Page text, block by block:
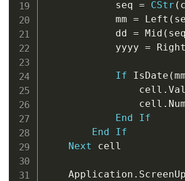
            seq
= CStr (
            mm
= Left (
            dd
= Mid ( seq
            yyyy
= Right
If IsDate (
                cell
.
                cell
.
End
If
End
If
Next cell
    Application
.